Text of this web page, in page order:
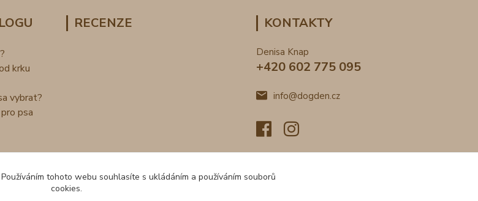
krku
vybrat?
psa
RECENZE KONTAKTY
Denisa Knap
+420 602 775 095
info@dogden.cz
tohoto webu souhlasíte s ukládáním a používáním souborů
cookies.